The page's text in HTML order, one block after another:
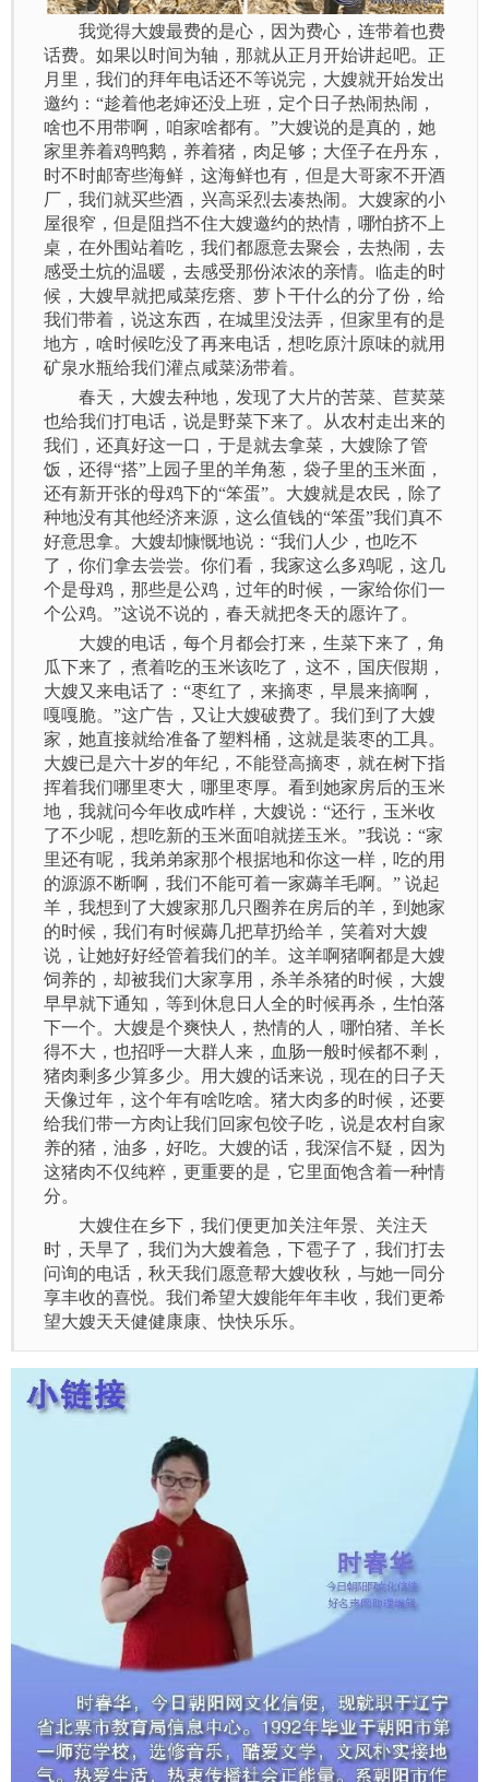
我觉得大嫂最费的是心，因为费心，连带着也费
话费。如果以时间为轴，那就从正月开始讲起吧。正
月里，我们的拜年电话还不等说完，大嫂就开始发出
邀约：“趁着他老婶还没上班，定个日子热闹热闹，
啥也不用带啊，咱家啥都有。”大嫂说的是真的，她
家里养着鸡鸭鹅，养着猪，肉足够；大侄子在丹东，
时不时邮寄些海鲜，这海鲜也有，但是大哥家不开酒
厂，我们就买些酒，兴高采烈去凑热闹。大嫂家的小
屋很窄，但是阻挡不住大嫂邀约的热情，哪怕挤不上
桌，在外围站着吃，我们都愿意去聚会，去热闹，去
感受土炕的温暖，去感受那份浓浓的亲情。临走的时
候，大嫂早就把咸菜疙瘩、萝卜干什么的分了份，给
我们带着，说这东西，在城里没法弄，但家里有的是
地方，啥时候吃没了再来电话，想吃原汁原味的就用
矿泉水瓶给我们灌点咸菜汤带着。
春天，大嫂去种地，发现了大片的苦菜、苣荬菜
也给我们打电话，说是野菜下来了。从农村走出来的
我们，还真好这一口，于是就去拿菜，大嫂除了管
饭，还得“搭”上园子里的羊角葱，袋子里的玉米面，
还有新开张的母鸡下的“笨蛋”。大嫂就是农民，除了
种地没有其他经济来源，这么值钱的“笨蛋”我们真不
好意思拿。大嫂却慷慨地说：“我们人少，也吃不
了，你们拿去尝尝。你们看，我家这么多鸡呢，这几
个是母鸡，那些是公鸡，过年的时候，一家给你们一
个公鸡。”这说不说的，春天就把冬天的愿许了。
大嫂的电话，每个月都会打来，生菜下来了，角
瓜下来了，煮着吃的玉米该吃了，这不，国庆假期，
大嫂又来电话了：“枣红了，来摘枣，早晨来摘啊，
嘎嘎脆。”这广告，又让大嫂破费了。我们到了大嫂
家，她直接就给准备了塑料桶，这就是装枣的工具。
大嫂已是六十岁的年纪，不能登高摘枣，就在树下指
挥着我们哪里枣大，哪里枣厚。看到她家房后的玉米
地，我就问今年收成咋样，大嫂说：“还行，玉米收
了不少呢，想吃新的玉米面咱就搓玉米。”我说：“家
里还有呢，我弟弟家那个根据地和你这一样，吃的用
的源源不断啊，我们不能可着一家薅羊毛啊。” 说起
羊，我想到了大嫂家那几只圈养在房后的羊，到她家
的时候，我们有时候薅几把草扔给羊，笑着对大嫂
说，让她好好经管着我们的羊。这羊啊猪啊都是大嫂
饲养的，却被我们大家享用，杀羊杀猪的时候，大嫂
早早就下通知，等到休息日人全的时候再杀，生怕落
下一个。大嫂是个爽快人，热情的人，哪怕猪、羊长
得不大，也招呼一大群人来，血肠一般时候都不剩，
猪肉剩多少算多少。用大嫂的话来说，现在的日子天
天像过年，这个年有啥吃啥。猪大肉多的时候，还要
给我们带一方肉让我们回家包饺子吃，说是农村自家
养的猪，油多，好吃。大嫂的话，我深信不疑，因为
这猪肉不仅纯粹，更重要的是，它里面饱含着一种情
分。
大嫂住在乡下，我们便更加关注年景、关注天
时，天旱了，我们为大嫂着急，下雹子了，我们打去
问询的电话，秋天我们愿意帮大嫂收秋，与她一同分
享丰收的喜悦。我们希望大嫂能年年丰收，我们更希
望大嫂天天健健康康、快快乐乐。